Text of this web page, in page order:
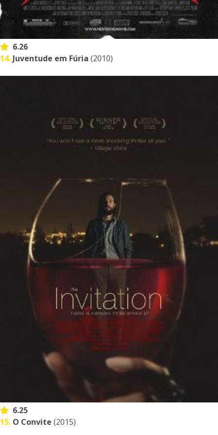
6.26
14. Juventude em Fúria (2010)
6.25
15. O Convite (2015)